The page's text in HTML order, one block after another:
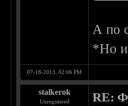
А по
*Но
07-18-2013, 02:06 PM
stalkerok
Unregistered RE: